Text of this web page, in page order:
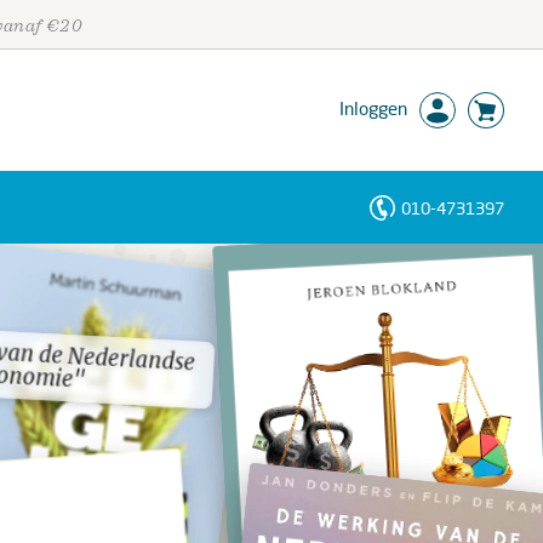
€20
Inloggen
010-4731397
de Nederlandse
de Nederlandse
Personen
Trefwoorden